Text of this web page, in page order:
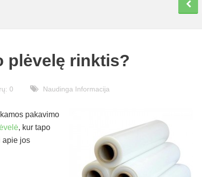
plėvelę rinktis?
0 Naudinga Informacija
pakavimo
, kur tapo
apie jos